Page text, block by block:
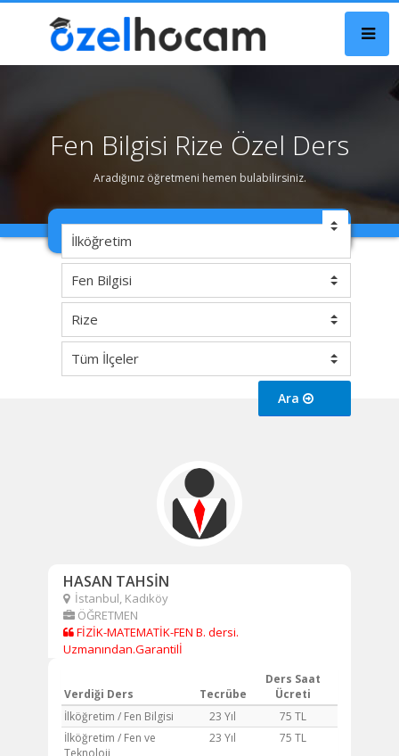
Fen Bilgisi Rize Özel Ders
Aradığınız öğretmeni hemen bulabilirsiniz.
Ara
HASAN TAHSİN
İstanbul, Kadıköy
ÖĞRETMEN
FİZİK-MATEMATİK-FEN B. dersi.
Uzmanından.Garantilİ
Verdiği Ders Tecrübe
Ders Saat
Ücreti
İlköğretim / Fen Bilgisi
23 Yıl
75 TL
İlköğretim / Fen ve
Teknoloji
23 Yıl 75 TL